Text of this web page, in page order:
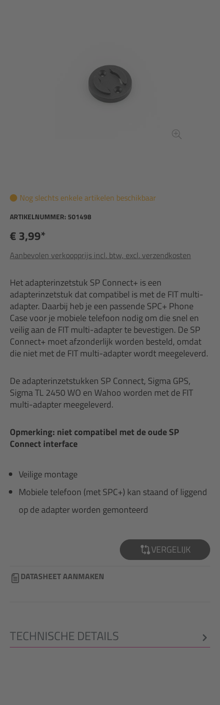
Nog slechts enkele artikelen beschikbaar
ARTIKELNUMMER: 501498
€ 3,99*
Aanbevolen verkoopprijs incl. btw, excl. verzendkosten
Het adapterinzetstuk SP Connect+ is een
adapterinzetstuk dat compatibel is met de FIT multi-
adapter. Daarbij heb je een passende SPC+ Phone
Case voor je mobiele telefoon nodig om die snel en
veilig aan de FIT multi-adapter te bevestigen. De SP
Connect+ moet afzonderlijk worden besteld, omdat
die niet met de FIT multi-adapter wordt meegeleverd.
De adapterinzetstukken SP Connect, Sigma GPS,
Sigma TL 2450 WO en Wahoo worden met de FIT
multi-adapter meegeleverd.
Opmerking: niet compatibel met de oude SP
Connect interface
Veilige montage
Mobiele telefoon (met SPC+) kan staand of liggend
op de adapter worden gemonteerd
VERGELIJK
DATASHEET AANMAKEN
TECHNISCHE DETAILS